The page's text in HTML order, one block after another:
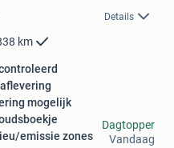
Details
km
mogelijk
emissie zones
Dagtopper
Vandaag